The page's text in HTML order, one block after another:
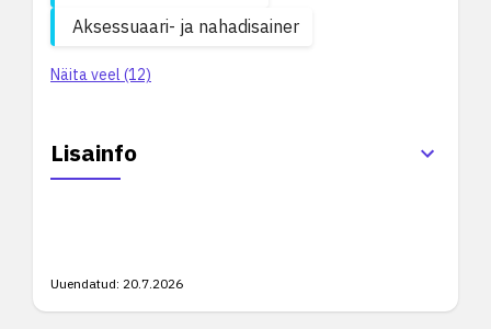
Aksessuaari- ja nahadisainer
Näita veel (12)
Lisainfo
Uuendatud: 20.7.2026